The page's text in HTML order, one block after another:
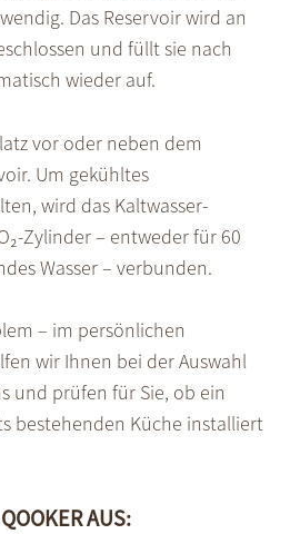
Das Reservoir wird an
und füllt sie nach
wieder auf.
vor oder neben dem
Um gekühltes
wird das Kaltwasser-
Zylinder – entweder für 60
Wasser – verbunden.
– im persönlichen
wir Ihnen bei der Auswahl
und prüfen für Sie, ob ein
bestehenden Küche installiert
AUS: